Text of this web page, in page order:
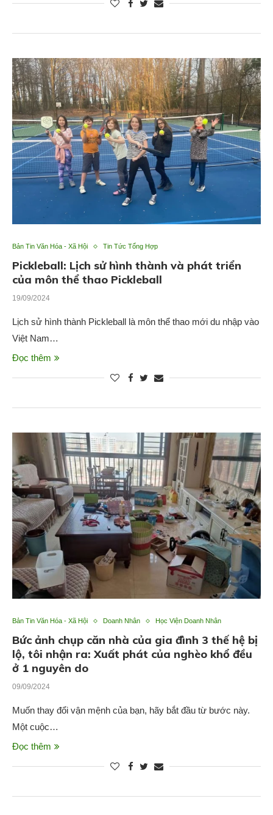
Bản Tin Văn Hóa - Xã Hội Tin Tức Tổng Hợp
Pickleball: Lịch sử hình thành và phát triển
của môn thể thao Pickleball
19/09/2024
Lịch sử hình thành Pickleball là môn thể thao mới du nhập vào
Việt Nam…
Đọc thêm
Bản Tin Văn Hóa - Xã Hội Doanh Nhân Học Viện Doanh Nhân
Bức ảnh chụp căn nhà của gia đình 3 thế hệ bị
lộ, tôi nhận ra: Xuất phát của nghèo khổ đều
ở 1 nguyên do
09/09/2024
Muốn thay đổi vận mệnh của bạn, hãy bắt đầu từ bước này.
Một cuộc…
Đọc thêm